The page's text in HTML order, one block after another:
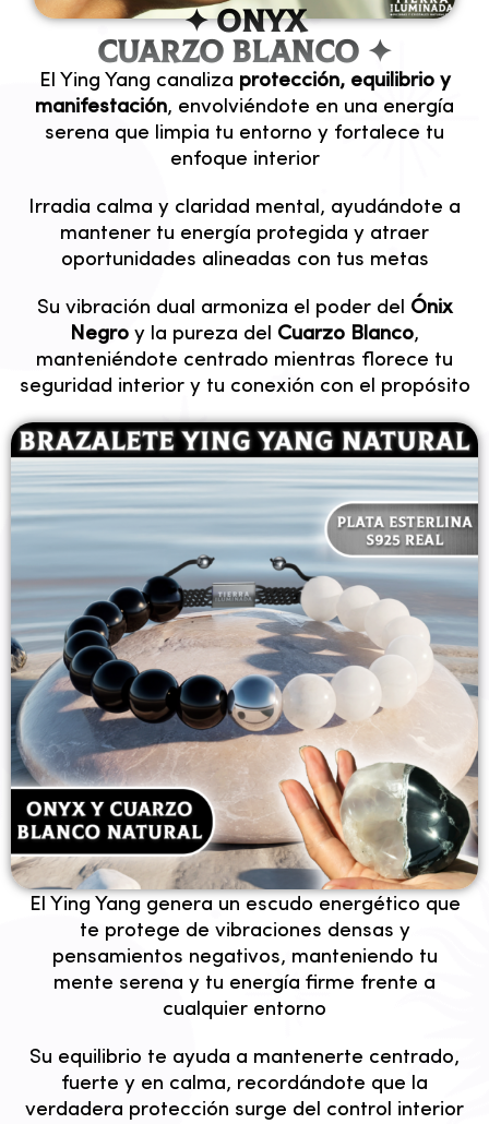
✦ Onyx
Cuarzo Blanco ✦
El Ying Yang canaliza protección, equilibrio y
manifestación, envolviéndote en una energía
serena que limpia tu entorno y fortalece tu
enfoque interior
Irradia calma y claridad mental, ayudándote a
mantener tu energía protegida y atraer
oportunidades alineadas con tus metas
Su vibración dual armoniza el poder del Ónix
Negro y la pureza del Cuarzo Blanco,
manteniéndote centrado mientras florece tu
seguridad interior y tu conexión con el propósito
✦ PROTECCION ✦
El Ying Yang genera un escudo energético que
te protege de vibraciones densas y
pensamientos negativos, manteniendo tu
mente serena y tu energía firme frente a
cualquier entorno
Su equilibrio te ayuda a mantenerte centrado,
fuerte y en calma, recordándote que la
verdadera protección surge del control interior